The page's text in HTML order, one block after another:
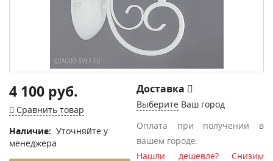
4 100 руб.
Сравнить товар
Наличие: Уточняйте у
менеджера
Доставка
Выберите Ваш город
Оплата при получении в
вашем городе.
Нашли дешевле? Снизим